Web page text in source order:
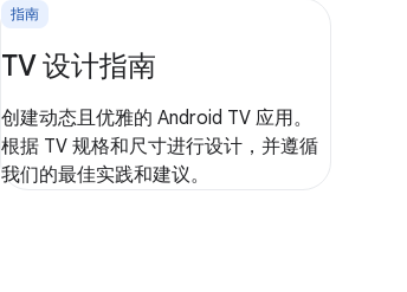
指南
TV 设计指南
创建动态且优雅的 Android TV 应用。
根据 TV 规格和尺寸进行设计，并遵循
我们的最佳实践和建议。